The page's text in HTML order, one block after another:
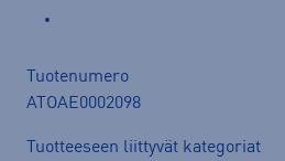
Tuotenumero
ATOAE0002098
Tuotteeseen liittyvät kategoriat